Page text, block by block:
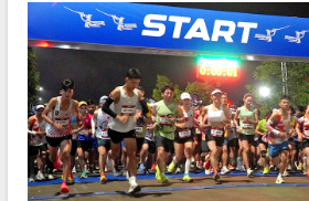
HỆ THỐNG VĂN BẢN
VĂN BẢN HĐND TỈNH
ĐIỂM TIN VĂN BẢN
QUY HOẠCH - KẾ HOẠCH